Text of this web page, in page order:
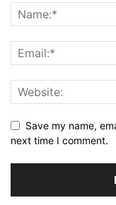
Save my name,
next time I comment.